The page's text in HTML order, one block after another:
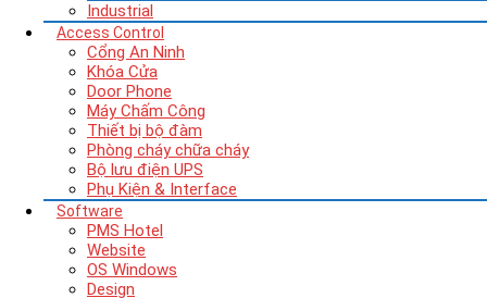
Industrial
Access Control
Cổng An Ninh
Khóa Cửa
Door Phone
Máy Chấm Công
Thiết bị bộ đàm
Phòng cháy chữa cháy
Bộ lưu điện UPS
Phụ Kiện & Interface
Software
PMS Hotel
Website
OS Windows
Design